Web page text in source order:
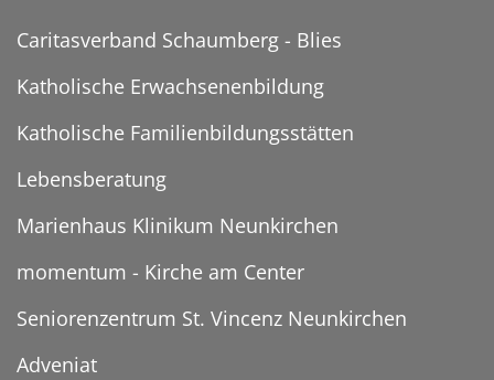
Caritasverband Schaumberg - Blies
Katholische Erwachsenenbildung
Katholische Familienbildungsstätten
Lebensberatung
Marienhaus Klinikum Neunkirchen
momentum - Kirche am Center
Seniorenzentrum St. Vincenz Neunkirchen
Adveniat